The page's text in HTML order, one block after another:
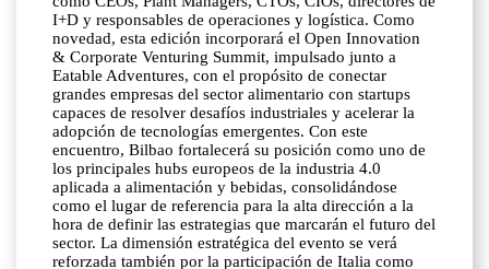
I+D y responsables de operaciones y logística. Como
novedad, esta edición incorporará el Open Innovation
& Corporate Venturing Summit, impulsado junto a
Eatable Adventures, con el propósito de conectar
grandes empresas del sector alimentario con startups
capaces de resolver desafíos industriales y acelerar la
adopción de tecnologías emergentes. Con este
encuentro, Bilbao fortalecerá su posición como uno de
los principales hubs europeos de la industria 4.0
aplicada a alimentación y bebidas, consolidándose
como el lugar de referencia para la alta dirección a la
hora de definir las estrategias que marcarán el futuro del
sector. La dimensión estratégica del evento se verá
reforzada también por la participación de Italia como